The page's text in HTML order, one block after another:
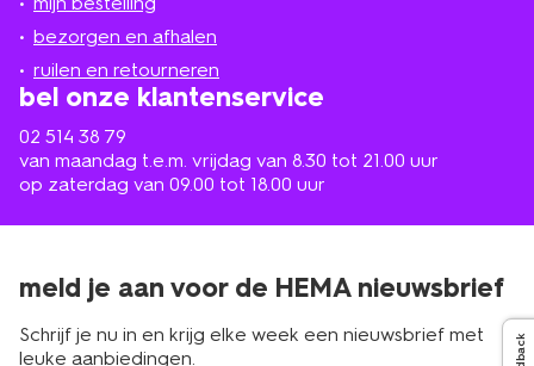
bezorgen en afhalen
ruilen en retourneren
bel onze klantenservice
02 514 38 79
van maandag t.e.m. vrijdag van 8.30 tot 21.00 uur
op zaterdag van 09.00 tot 18.00 uur
in
de
buurt
meld je aan voor de HEMA nieuwsbrief
Schrijf je nu in en krijg elke week een nieuwsbrief met
leuke aanbiedingen.